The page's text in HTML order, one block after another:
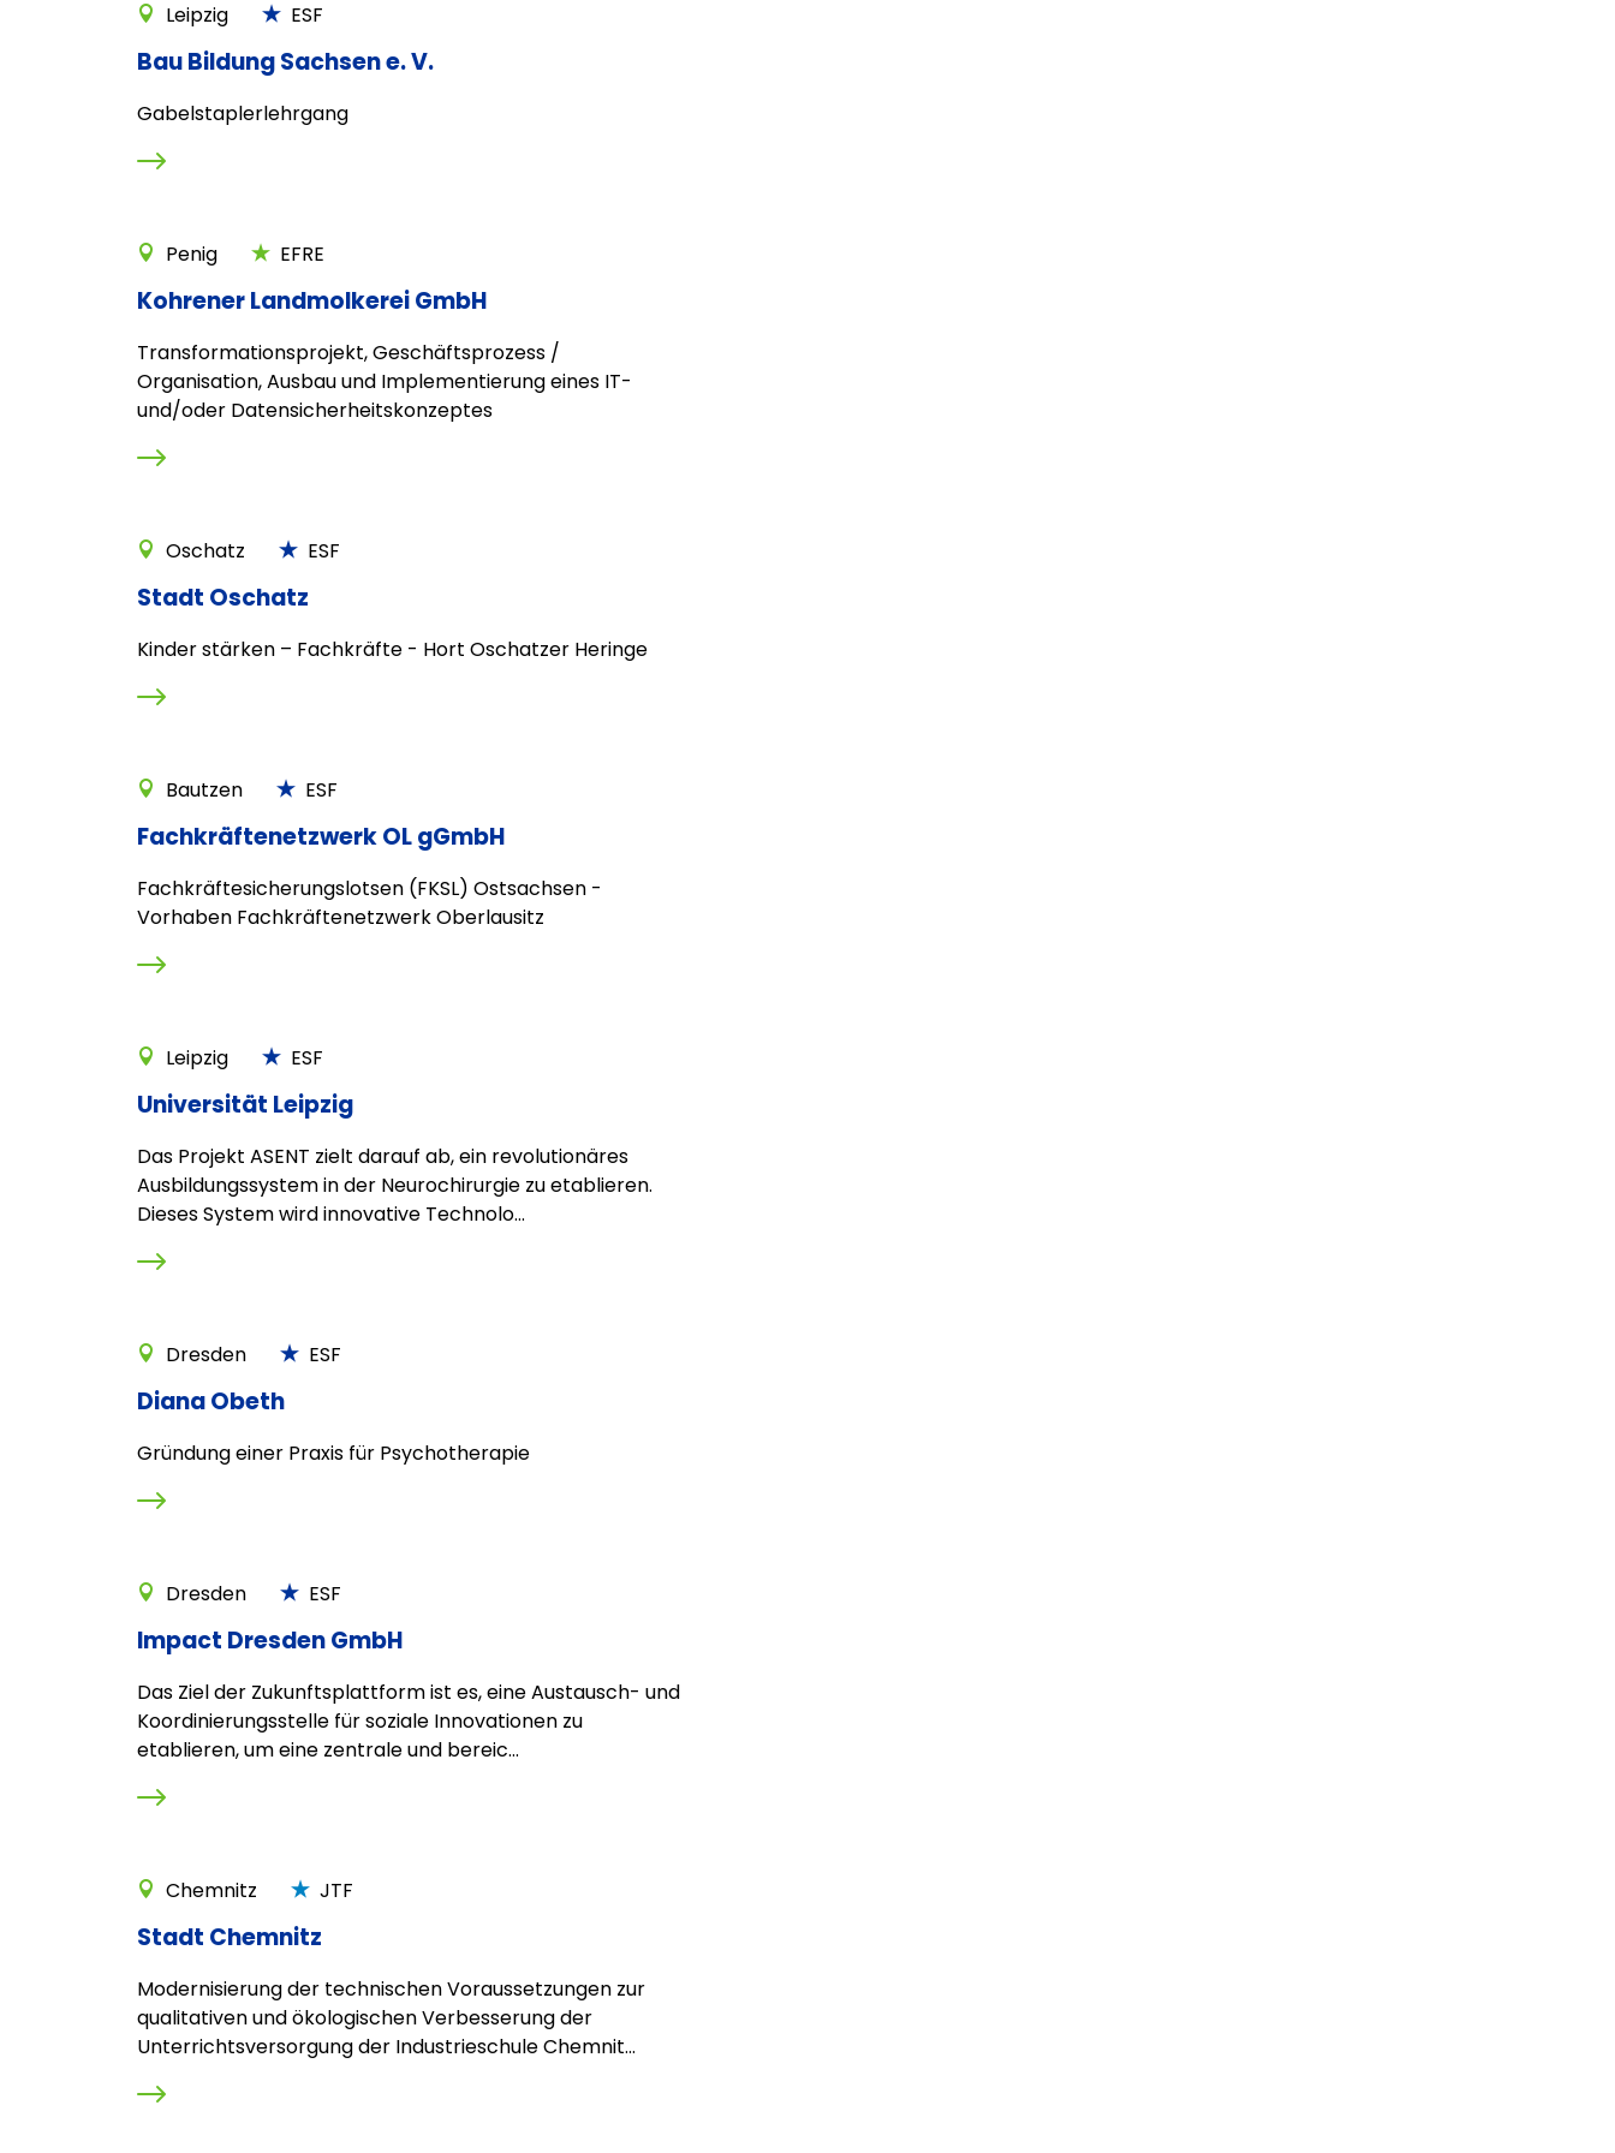
Leipzig ESF
Bau Bildung Sachsen e. V.
Gabelstaplerlehrgang
Penig EFRE
Kohrener Landmolkerei GmbH
Transformationsprojekt, Geschäftsprozess /
Organisation, Ausbau und Implementierung eines IT-
und/oder Datensicherheitskonzeptes
Oschatz ESF
Stadt Oschatz
Kinder stärken – Fachkräfte - Hort Oschatzer Heringe
Bautzen ESF
Fachkräftenetzwerk OL gGmbH
Fachkräftesicherungslotsen (FKSL) Ostsachsen -
Vorhaben Fachkräftenetzwerk Oberlausitz
Leipzig ESF
Universität Leipzig
Das Projekt ASENT zielt darauf ab, ein revolutionäres
Ausbildungssystem in der Neurochirurgie zu etablieren.
Dieses System wird innovative Technolo...
Dresden ESF
Diana Obeth
Gründung einer Praxis für Psychotherapie
Dresden ESF
Impact Dresden GmbH
Das Ziel der Zukunftsplattform ist es, eine Austausch- und
Koordinierungsstelle für soziale Innovationen zu
etablieren, um eine zentrale und bereic...
Chemnitz JTF
Stadt Chemnitz
Modernisierung der technischen Voraussetzungen zur
qualitativen und ökologischen Verbesserung der
Unterrichtsversorgung der Industrieschule Chemnit...